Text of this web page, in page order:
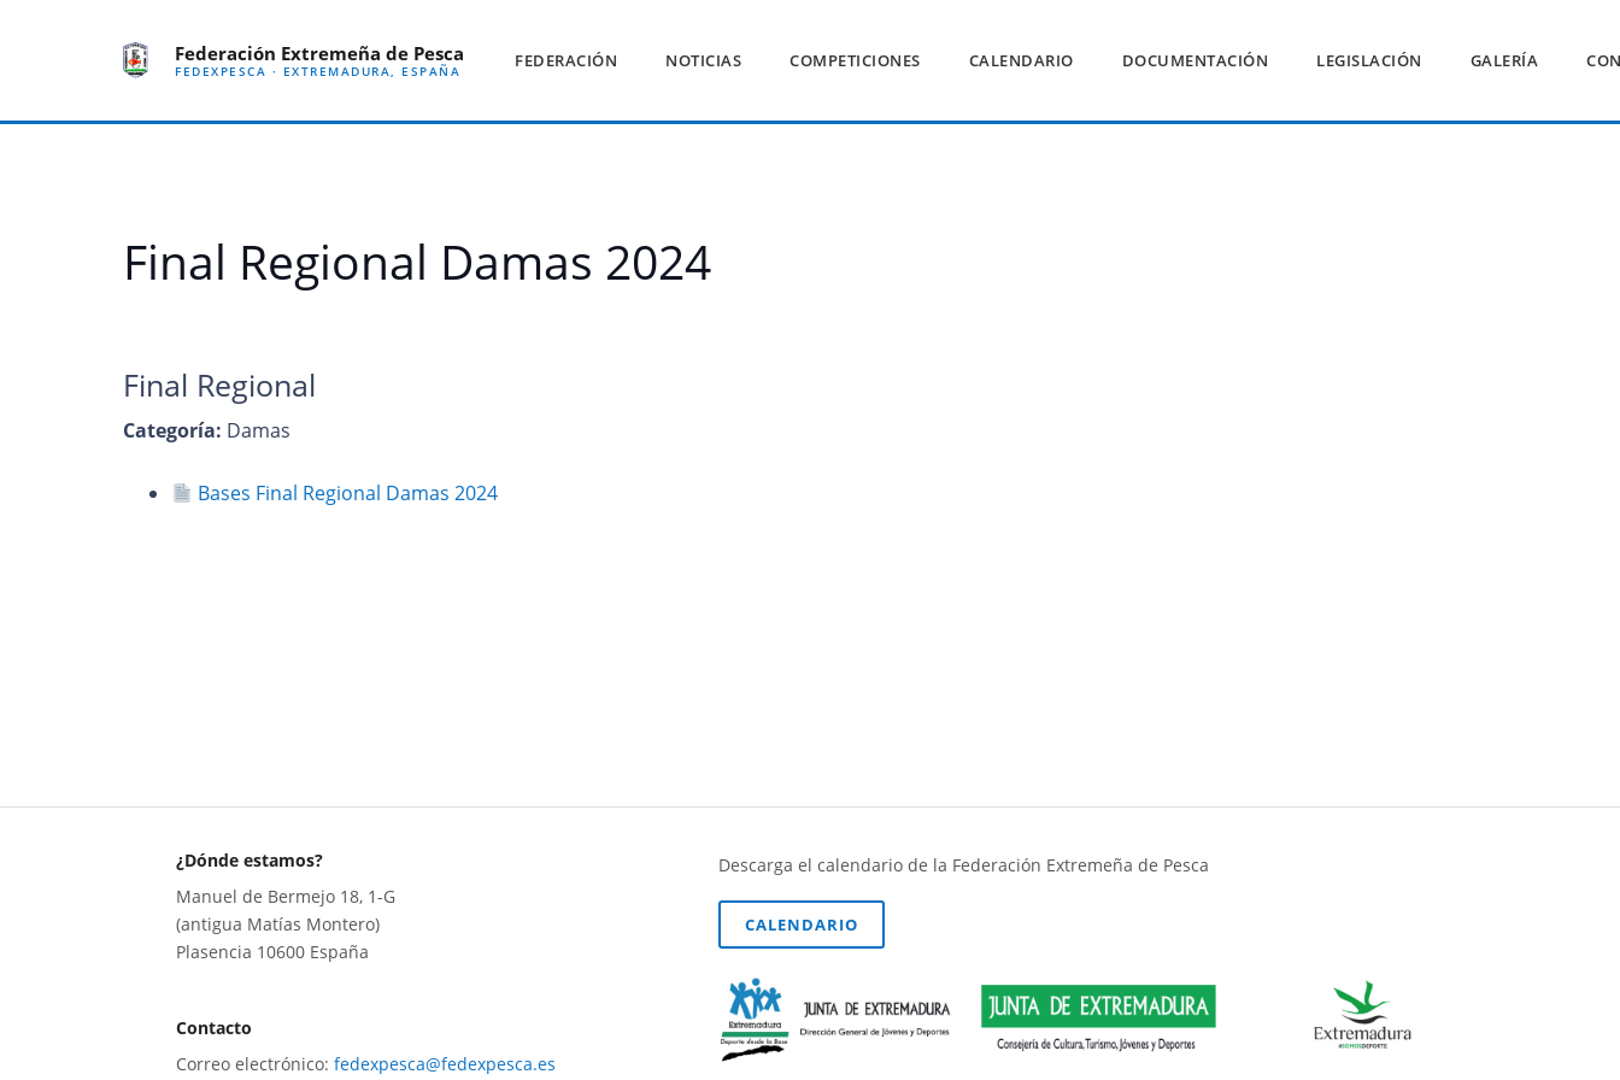
Federación Extremeña de Pesca
FEDEXPESCA · EXTREMADURA, ESPAÑA FEDERACIÓN NOTICIAS COMPETICIONES CALENDARIO DOCUMENTACIÓN LEGISLACIÓN GALERÍA
Final Regional Damas 2024
Final Regional
Categoría: Damas
Bases Final Regional Damas 2024
¿Dónde estamos?
Manuel de Bermejo 18, 1-G
(antigua Matías Montero)
Plasencia 10600 España
Contacto
Correo electrónico: fedexpesca@fedexpesca.es
Descarga el calendario de la Federación Extremeña de Pesca
CALENDARIO